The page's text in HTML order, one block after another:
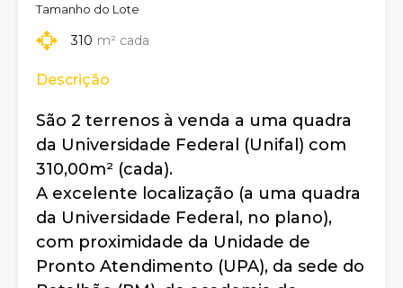
Tamanho do Lote
310 m² cada
Descrição
São 2 terrenos à venda a uma quadra
da Universidade Federal (Unifal) com
310,00m² (cada).
A excelente localização (a uma quadra
da Universidade Federal, no plano),
com proximidade da Unidade de
Pronto Atendimento (UPA), da sede do